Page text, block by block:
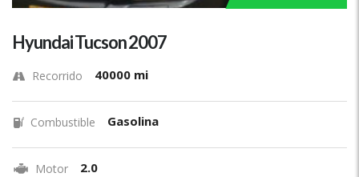
Hyundai Tucson 2007
Recorrido 40000 mi
Combustible Gasolina
Motor 2.0